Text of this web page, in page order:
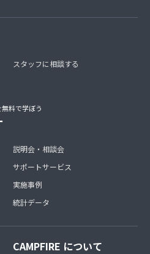
スタッフに相談する
料で学ぼう
説明会・相談会
サポートサービス
実施事例
統計データ
CAMPFIRE について